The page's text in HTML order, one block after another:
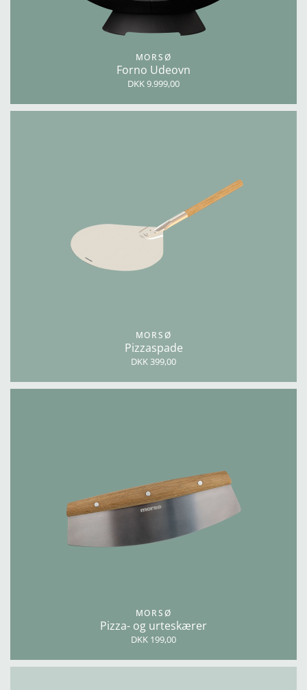
MORSØ
Forno Udeovn
DKK 9.999,00
MORSØ
Pizzaspade
DKK 399,00
MORSØ
Pizza- og urteskærer
DKK 199,00